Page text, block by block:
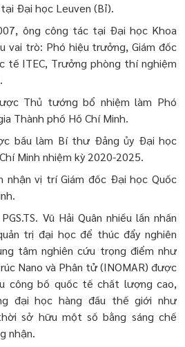
Đại học Leuven (Bỉ).
ông công tác tại Đại học Khoa
vai trò: Phó hiệu trưởng, Giám đốc
tế ITEC, Trưởng phòng thí nghiệm
Thủ tướng bổ nhiệm làm Phó
Thành phố Hồ Chí Minh.
bầu làm Bí thư Đảng ủy Đại học
Minh nhiệm kỳ 2020-2025.
nhận vị trí Giám đốc Đại học Quốc
Vũ Hải Quân nhiều lần nhấn
trị đại học để thúc đẩy nghiên
tâm nghiên cứu trọng điểm như
Nano và Phân tử (INOMAR) được
công bố quốc tế chất lượng cao,
đại học hàng đầu thế giới như
sở hữu một số bằng sáng chế
nhận.